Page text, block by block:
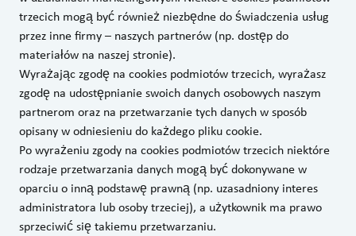
trzecich mogą być również niezbędne do świadczenia usług
przez inne firmy – naszych partnerów (np. dostęp do
materiałów na naszej stronie).
Wyrażając zgodę na cookies podmiotów trzecich, wyrażasz
zgodę na udostępnianie swoich danych osobowych naszym
partnerom oraz na przetwarzanie tych danych w sposób
opisany w odniesieniu do każdego pliku cookie.
Po wyrażeniu zgody na cookies podmiotów trzecich niektóre
rodzaje przetwarzania danych mogą być dokonywane w
oparciu o inną podstawę prawną (np. uzasadniony interes
administratora lub osoby trzeciej), a użytkownik ma prawo
sprzeciwić się takiemu przetwarzaniu.